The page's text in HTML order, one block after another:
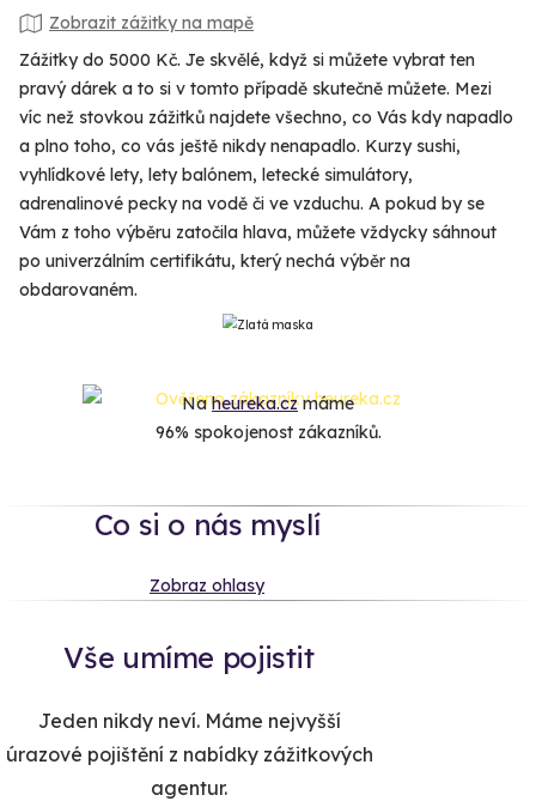
Zobrazit zážitky na mapě
Zážitky do 5000 Kč. Je skvělé, když si můžete vybrat ten
pravý dárek a to si v tomto případě skutečně můžete. Mezi
víc než stovkou zážitků najdete všechno, co Vás kdy napadlo
a plno toho, co vás ještě nikdy nenapadlo. Kurzy sushi,
vyhlídkové lety, lety balónem, letecké simulátory,
adrenalinové pecky na vodě či ve vzduchu. A pokud by se
Vám z toho výběru zatočila hlava, můžete vždycky sáhnout
po univerzálním certifikátu, který nechá výběr na
obdarovaném.
Naheureka.czmáme
96% spokojenost zákazníků.
Co si o nás myslí
Zobraz ohlasy
Vše umíme pojistit
Jeden nikdy neví. Máme nejvyšší
úrazové pojištění z nabídky zážitkových
agentur.